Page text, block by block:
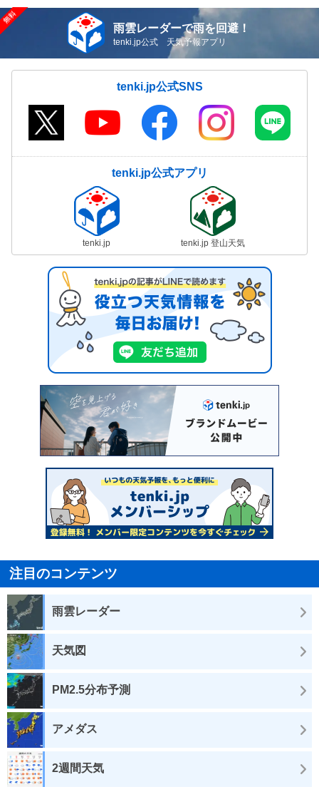
雨雲レーダーで雨を回避！
tenki.jp公式 天気予報アプリ
tenki.jp公式SNS
tenki.jp公式アプリ
tenki.jp tenki.jp 登山天気
注目のコンテンツ
雨雲レーダー
天気図
PM2.5分布予測
アメダス
2週間天気